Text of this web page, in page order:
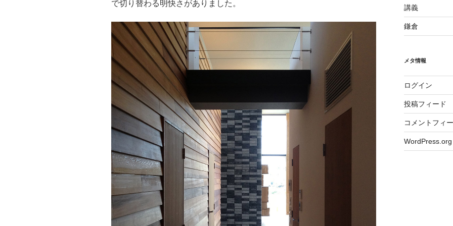
で切り替わる明快さがありました。
講義
鎌倉
メタ情報
ログイン
投稿フィード
コメントフィ
WordPress.org